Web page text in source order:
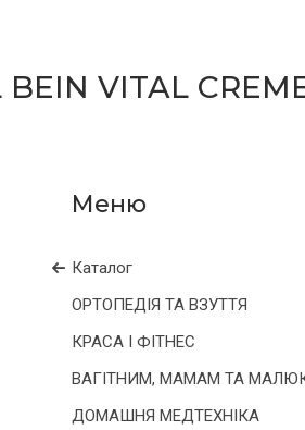
VITAL CREME
Каталог
ОРТОПЕДІЯ ТА ВЗУТТЯ
КРАСА І ФІТНЕС
ВАГІТНИМ, МАМАМ ТА
ДОМАШНЯ МЕДТЕХНІКА